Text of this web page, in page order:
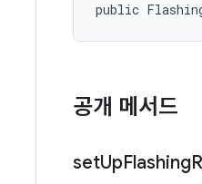
public
공개 메서드
setUpFlashing